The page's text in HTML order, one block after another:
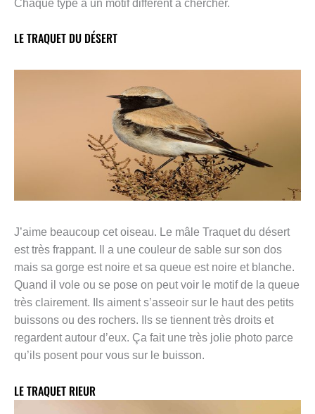
Chaque type a un motif différent à chercher.
LE TRAQUET DU DÉSERT
J’aime beaucoup cet oiseau. Le mâle Traquet du désert
est très frappant. Il a une couleur de sable sur son dos
mais sa gorge est noire et sa queue est noire et blanche.
Quand il vole ou se pose on peut voir le motif de la queue
très clairement. Ils aiment s’asseoir sur le haut des petits
buissons ou des rochers. Ils se tiennent très droits et
regardent autour d’eux. Ça fait une très jolie photo parce
qu’ils posent pour vous sur le buisson.
LE TRAQUET RIEUR